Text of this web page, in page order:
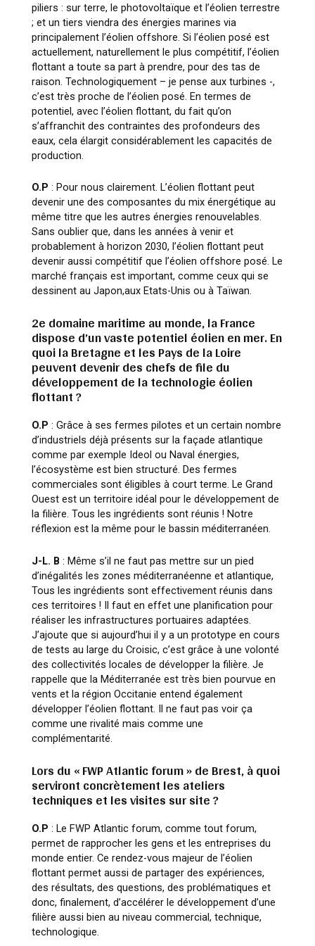
piliers : sur terre, le photovoltaïque et l’éolien terrestre
; et un tiers viendra des énergies marines via
principalement l’éolien offshore. Si l’éolien posé est
actuellement, naturellement le plus compétitif, l’éolien
flottant a toute sa part à prendre, pour des tas de
raison. Technologiquement – je pense aux turbines -,
c’est très proche de l’éolien posé. En termes de
potentiel, avec l’éolien flottant, du fait qu’on
s’affranchit des contraintes des profondeurs des
eaux, cela élargit considérablement les capacités de
production.
O.P : Pour nous clairement. L’éolien flottant peut
devenir une des composantes du mix énergétique au
même titre que les autres énergies renouvelables.
Sans oublier que, dans les années à venir et
probablement à horizon 2030, l’éolien flottant peut
devenir aussi compétitif que l’éolien offshore posé. Le
marché français est important, comme ceux qui se
dessinent au Japon,aux Etats-Unis ou à Taïwan.
2e domaine maritime au monde, la France
dispose d’un vaste potentiel éolien en mer. En
quoi la Bretagne et les Pays de la Loire
peuvent devenir des chefs de file du
développement de la technologie éolien
flottant ?
O.P : Grâce à ses fermes pilotes et un certain nombre
d’industriels déjà présents sur la façade atlantique
comme par exemple Ideol ou Naval énergies,
l’écosystème est bien structuré. Des fermes
commerciales sont éligibles à court terme. Le Grand
Ouest est un territoire idéal pour le développement de
la filière. Tous les ingrédients sont réunis ! Notre
réflexion est la même pour le bassin méditerranéen.
J-L. B : Même s’il ne faut pas mettre sur un pied
d’inégalités les zones méditerranéenne et atlantique,
Tous les ingrédients sont effectivement réunis dans
ces territoires ! Il faut en effet une planification pour
réaliser les infrastructures portuaires adaptées.
J’ajoute que si aujourd’hui il y a un prototype en cours
de tests au large du Croisic, c’est grâce à une volonté
des collectivités locales de développer la filière. Je
rappelle que la Méditerranée est très bien pourvue en
vents et la région Occitanie entend également
développer l’éolien flottant. Il ne faut pas voir ça
comme une rivalité mais comme une
complémentarité.
Lors du « FWP Atlantic forum » de Brest, à quoi
serviront concrètement les ateliers
techniques et les visites sur site ?
O.P : Le FWP Atlantic forum, comme tout forum,
permet de rapprocher les gens et les entreprises du
monde entier. Ce rendez-vous majeur de l’éolien
flottant permet aussi de partager des expériences,
des résultats, des questions, des problématiques et
donc, finalement, d’accélérer le développement d’une
filière aussi bien au niveau commercial, technique,
technologique.